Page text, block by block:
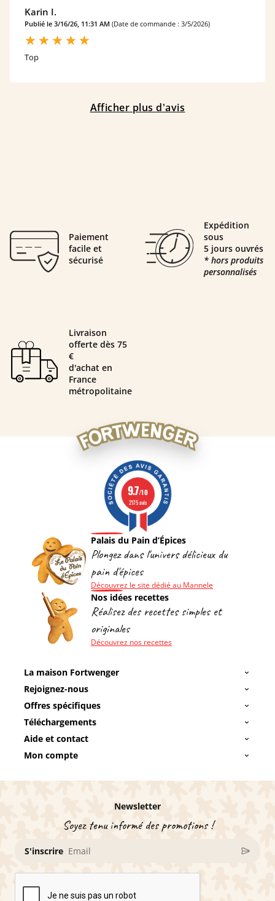
Karin I.
Publié le 3/16/26, 11:31 AM (Date de commande : 3/5/2026)
Top
Afficher plus d'avis
Paiement
facile et
sécurisé
Expédition
sous
5 jours ouvrés
* hors produits
personnalisés
Livraison
offerte dès 75
€
d'achat en
France
métropolitaine
Palais du Pain d’Épices
Plongez dans l'univers délicieux du
pain d'épices
Découvrez le site dédié au Mannele
9.7/10
2175 avis
Nos idées recettes
Réalisez des recettes simples et
originales
Découvrez nos recettes
La maison Fortwenger
Rejoignez-nous
Offres spécifiques
Téléchargements
Aide et contact
Mon compte
Newsletter
Soyez tenu informé des promotions !
S'inscrire